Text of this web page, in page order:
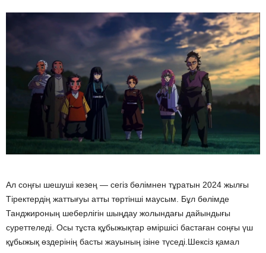
Ал соңғы шешуші кезең — сегіз бөлімнен тұратын 2024 жылғы
Тіректердің жаттығуы атты төртінші маусым. Бұл бөлімде
Танджироның шеберлігін шыңдау жолындағы дайындығы
суреттеледі. Осы тұста құбыжықтар әміршісі бастаған соңғы үш
құбыжық өздерінің басты жауының ізіне түседі.Шексіз қамал